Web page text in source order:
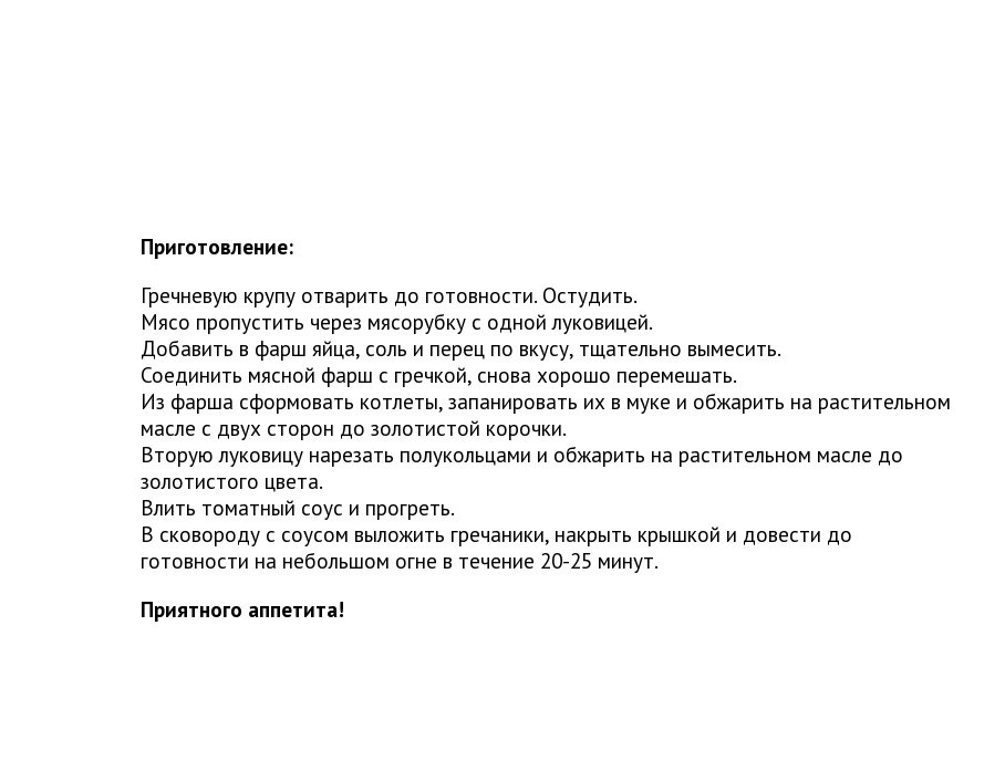
Приготовление:
Гречневую крупу отварить до готовности. Остудить.
Мясо пропустить через мясорубку с одной луковицей.
Добавить в фарш яйца, соль и перец по вкусу, тщательно вымесить.
Соединить мясной фарш с гречкой, снова хорошо перемешать.
Из фарша сформовать котлеты, запанировать их в муке и обжарить на растительном
масле с двух сторон до золотистой корочки.
Вторую луковицу нарезать полукольцами и обжарить на растительном масле до
золотистого цвета.
Влить томатный соус и прогреть.
В сковороду с соусом выложить гречаники, накрыть крышкой и довести до
готовности на небольшом огне в течение 20-25 минут.
Приятного аппетита!